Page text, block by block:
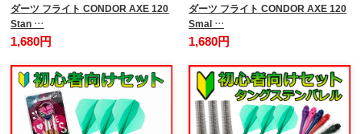
ダーツ フライト CONDOR AXE 120
Stan …
1,680円
ダーツ フライト CONDOR AXE 120
Smal …
1,680円